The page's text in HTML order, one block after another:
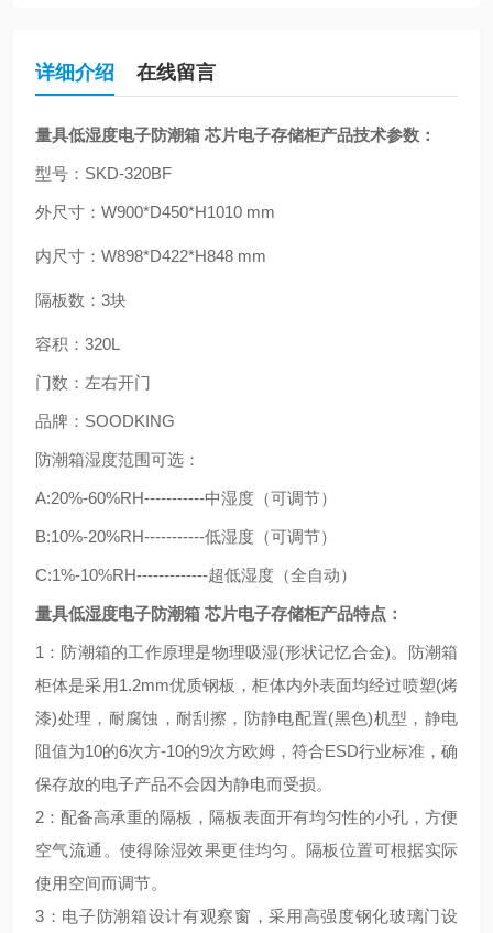
详细介绍 在线留言
量具低湿度电子防潮箱 芯片电子存储柜产品技术参数：
型号： SKD-320BF
外尺寸： W900*D450*H1010 mm
内尺寸： W898*D422*H848 mm
隔板数： 3块
容积： 320L
门数：左右开门
品牌： SOODKING
防潮箱湿度范围可选：
A:20%-60%RH-----------中湿度（可调节）
B:10%-20%RH-----------低湿度（可调节）
C:1%-10%RH-------------超低湿度（全自动）
量具低湿度电子防潮箱 芯片电子存储柜产品特点：
1： 防潮箱的工作原理是物理吸湿(形状记忆合金)。 防潮箱
柜体是采用1.2mm优质钢板，柜体内外表面均经过喷塑(烤
漆)处理，耐腐蚀，耐刮擦，防静电配置(黑色)机型，静电
阻值为10的6次方-10的9次方欧姆，符合ESD行业标准，确
保存放的电子产品不会因为静电而受损。
2：配备高承重的隔板，隔板表面开有均匀性的小孔，方便
空气流通。使得除湿效果更佳均匀。隔板位置可根据实际
使用空间而调节。
3：电子防潮箱设计有观察窗，采用高强度钢化玻璃门设